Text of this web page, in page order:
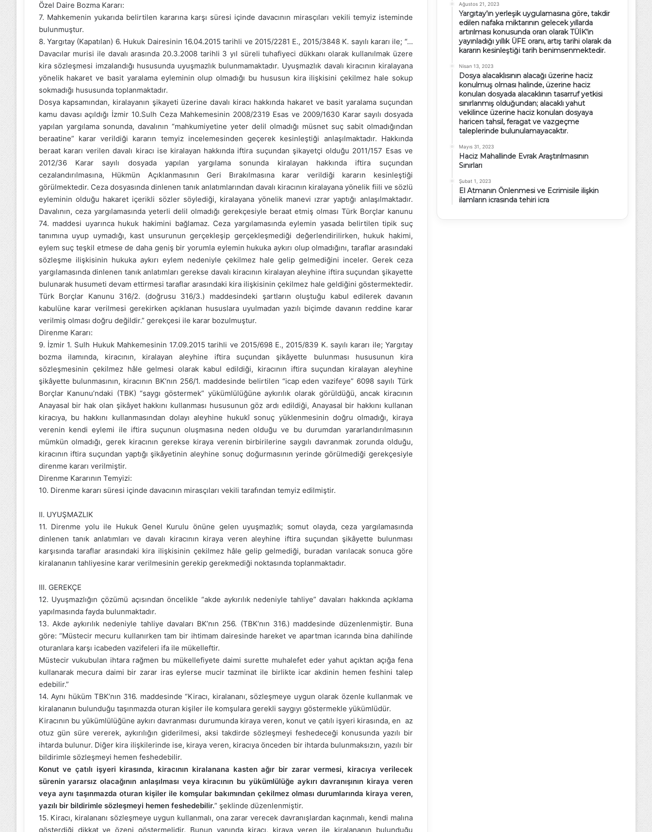
Özel Daire Bozma Kararı:
7. Mahkemenin yukarıda belirtilen kararına karşı süresi içinde davacının mirasçıları vekili temyiz isteminde
bulunmuştur.
8. Yargıtay (Kapatılan) 6. Hukuk Dairesinin 16.04.2015 tarihli ve 2015/2281 E., 2015/3848 K. sayılı kararı ile; “…
Davacılar murisi ile davalı arasında 20.3.2008 tarihli 3 yıl süreli tuhafiyeci dükkanı olarak kullanılmak üzere
kira sözleşmesi imzalandığı hususunda uyuşmazlık bulunmamaktadır. Uyuşmazlık davalı kiracının kiralayana
yönelik hakaret ve basit yaralama eyleminin olup olmadığı bu hususun kira ilişkisini çekilmez hale sokup
sokmadığı hususunda toplanmaktadır.
Dosya kapsamından, kiralayanın şikayeti üzerine davalı kiracı hakkında hakaret ve basit yaralama suçundan
kamu davası açıldığı İzmir 10.Sulh Ceza Mahkemesinin 2008/2319 Esas ve 2009/1630 Karar sayılı dosyada
yapılan yargılama sonunda, davalının “mahkumiyetine yeter delil olmadığı müsnet suç sabit olmadığından
beraatine” karar verildiği kararın temyiz incelemesinden geçerek kesinleştiği anlaşılmaktadır. Hakkında
beraat kararı verilen davalı kiracı ise kiralayan hakkında iftira suçundan şikayetçi olduğu 2011/157 Esas ve
2012/36 Karar sayılı dosyada yapılan yargılama sonunda kiralayan hakkında iftira suçundan
cezalandırılmasına, Hükmün Açıklanmasının Geri Bırakılmasına karar verildiği kararın kesinleştiği
görülmektedir. Ceza dosyasında dinlenen tanık anlatımlarından davalı kiracının kiralayana yönelik fiili ve sözlü
eyleminin olduğu hakaret içerikli sözler söylediği, kiralayana yönelik manevi ızrar yaptığı anlaşılmaktadır.
Davalının, ceza yargılamasında yeterli delil olmadığı gerekçesiyle beraat etmiş olması Türk Borçlar kanunu
74. maddesi uyarınca hukuk hakimini bağlamaz. Ceza yargılamasında eylemin yasada belirtilen tipik suç
tanımına uyup uymadığı, kast unsurunun gerçekleşip gerçekleşmediği değerlendirilirken, hukuk hakimi,
eylem suç teşkil etmese de daha geniş bir yorumla eylemin hukuka aykırı olup olmadığını, taraflar arasındaki
sözleşme ilişkisinin hukuka aykırı eylem nedeniyle çekilmez hale gelip gelmediğini inceler. Gerek ceza
yargılamasında dinlenen tanık anlatımları gerekse davalı kiracının kiralayan aleyhine iftira suçundan şikayette
bulunarak husumeti devam ettirmesi taraflar arasındaki kira ilişkisinin çekilmez hale geldiğini göstermektedir.
Türk Borçlar Kanunu 316/2. (doğrusu 316/3.) maddesindeki şartların oluştuğu kabul edilerek davanın
kabulüne karar verilmesi gerekirken açıklanan hususlara uyulmadan yazılı biçimde davanın reddine karar
verilmiş olması doğru değildir.” gerekçesi ile karar bozulmuştur.
Direnme Kararı:
9. İzmir 1. Sulh Hukuk Mahkemesinin 17.09.2015 tarihli ve 2015/698 E., 2015/839 K. sayılı kararı ile; Yargıtay
bozma ilamında, kiracının, kiralayan aleyhine iftira suçundan şikâyette bulunması hususunun kira
sözleşmesinin çekilmez hâle gelmesi olarak kabul edildiği, kiracının iftira suçundan kiralayan aleyhine
şikâyette bulunmasının, kiracının BK’nın 256/1. maddesinde belirtilen “icap eden vazifeye” 6098 sayılı Türk
Borçlar Kanunu’ndaki (TBK) “saygı göstermek” yükümlülüğüne aykırılık olarak görüldüğü, ancak kiracının
Anayasal bir hak olan şikâyet hakkını kullanması hususunun göz ardı edildiği, Anayasal bir hakkını kullanan
kiracıya, bu hakkını kullanmasından dolayı aleyhine hukukî sonuç yüklenmesinin doğru olmadığı, kiraya
verenin kendi eylemi ile iftira suçunun oluşmasına neden olduğu ve bu durumdan yararlandırılmasının
mümkün olmadığı, gerek kiracının gerekse kiraya verenin birbirilerine saygılı davranmak zorunda olduğu,
kiracının iftira suçundan yaptığı şikâyetinin aleyhine sonuç doğurmasının yerinde görülmediği gerekçesiyle
direnme kararı verilmiştir.
Direnme Kararının Temyizi:
10. Direnme kararı süresi içinde davacının mirasçıları vekili tarafından temyiz edilmiştir.
II. UYUŞMAZLIK
11. Direnme yolu ile Hukuk Genel Kurulu önüne gelen uyuşmazlık; somut olayda, ceza yargılamasında
dinlenen tanık anlatımları ve davalı kiracının kiraya veren aleyhine iftira suçundan şikâyette bulunması
karşısında taraflar arasındaki kira ilişkisinin çekilmez hâle gelip gelmediği, buradan varılacak sonuca göre
kiralananın tahliyesine karar verilmesinin gerekip gerekmediği noktasında toplanmaktadır.
III. GEREKÇE
12. Uyuşmazlığın çözümü açısından öncelikle “akde aykırılık nedeniyle tahliye” davaları hakkında açıklama
yapılmasında fayda bulunmaktadır.
13. Akde aykırılık nedeniyle tahliye davaları BK’nın 256. (TBK’nın 316.) maddesinde düzenlenmiştir. Buna
göre: “Müstecir mecuru kullanırken tam bir ihtimam dairesinde hareket ve apartman icarında bina dahilinde
oturanlara karşı icabeden vazifeleri ifa ile mükelleftir.
Müstecir vukubulan ihtara rağmen bu mükellefiyete daimi surette muhalefet eder yahut açıktan açığa fena
kullanarak mecura daimi bir zarar iras eylerse mucir tazminat ile birlikte icar akdinin hemen feshini talep
edebilir.”
14. Aynı hüküm TBK’nın 316. maddesinde “Kiracı, kiralananı, sözleşmeye uygun olarak özenle kullanmak ve
kiralananın bulunduğu taşınmazda oturan kişiler ile komşulara gerekli saygıyı göstermekle yükümlüdür.
Kiracının bu yükümlülüğüne aykırı davranması durumunda kiraya veren, konut ve çatılı işyeri kirasında, en az
otuz gün süre vererek, aykırılığın giderilmesi, aksi takdirde sözleşmeyi feshedeceği konusunda yazılı bir
ihtarda bulunur. Diğer kira ilişkilerinde ise, kiraya veren, kiracıya önceden bir ihtarda bulunmaksızın, yazılı bir
bildirimle sözleşmeyi hemen feshedebilir.
Konut ve çatılı işyeri kirasında, kiracının kiralanana kasten ağır bir zarar vermesi, kiracıya verilecek
sürenin yararsız olacağının anlaşılması veya kiracının bu yükümlülüğe aykırı davranışının kiraya veren
veya aynı taşınmazda oturan kişiler ile komşular bakımından çekilmez olması durumlarında kiraya veren,
yazılı bir bildirimle sözleşmeyi hemen feshedebilir.” şeklinde düzenlenmiştir.
15. Kiracı, kiralananı sözleşmeye uygun kullanmalı, ona zarar verecek davranışlardan kaçınmalı, kendi malına
gösterdiği dikkat ve özeni göstermelidir. Bunun yanında kiracı, kiraya veren ile kiralananın bulunduğu
Ağustos 21, 2023
Yargıtay’ın yerleşik uygulamasına göre, takdir
edilen nafaka miktarının gelecek yıllarda
artırılması konusunda oran olarak TÜİK’in
yayınladığı yıllık ÜFE oranı, artış tarihi olarak da
kararın kesinleştiği tarih benimsenmektedir.
Nisan 13, 2023
Dosya alacaklısının alacağı üzerine haciz
konulmuş olması halinde, üzerine haciz
konulan dosyada alacaklının tasarruf yetkisi
sınırlanmış olduğundan; alacaklı yahut
vekilince üzerine haciz konulan dosyaya
haricen tahsil, feragat ve vazgeçme
taleplerinde bulunulamayacaktır.
Mayıs 31, 2023
Haciz Mahallinde Evrak Araştırılmasının
Sınırları
Şubat 1, 2023
El Atmanın Önlenmesi ve Ecrimisile ilişkin
ilamların icrasında tehiri icra